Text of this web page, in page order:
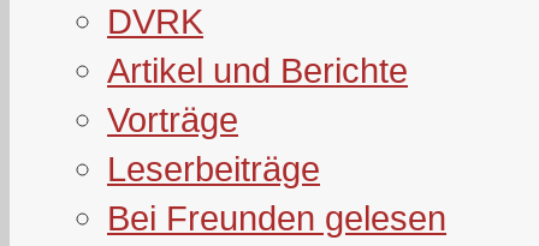
DVRK
Artikel und Berichte
Vorträge
Leserbeiträge
Bei Freunden gelesen